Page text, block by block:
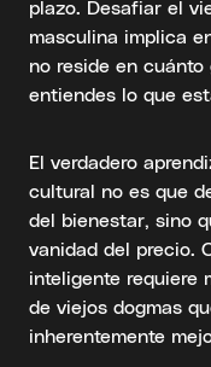
plazo. Desafiar el
masculina implica
no reside en
entiendes lo que
El verdadero
cultural no es que
del bienestar, sino
vanidad del precio.
inteligente requiere
de viejos dogmas
inherentemente